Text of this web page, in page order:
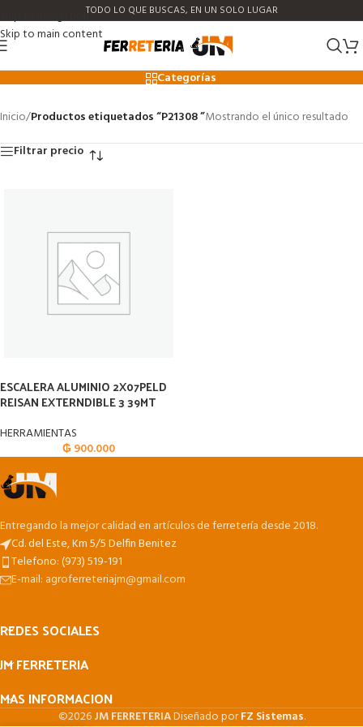
Skip to navigation
Skip to main content
TODO LO QUE BUSCAS, EN UN SOLO LUGAR
P21308
Categorías
Inicio/Productos etiquetados “P21308 ”Mostrando el único resultado
Filtrar precio
ESCALERA ALUMINIO 2X07PELD
REISAN EXTERNDIBLE 3 39MT
HERRAMIENTAS
₲ 900.000
Entregando la mejor calidad en artículos de ferretería desde 2018.
Cd. del Este, Km 5/5 Delfin Benitez
Telefono: (973) 519-191
E-mail: agroferreteriajm@gmail.com
REDES SOCIALES
JM FERRETERIA
MAS INFORMACION
©2026JM FERRETERIADiseñado porFZ Sistemas.